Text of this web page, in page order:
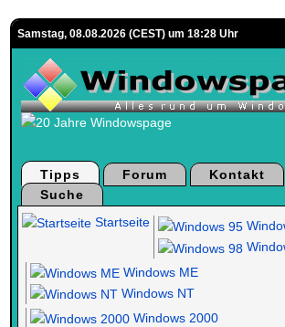
Samstag, 08.08.2026 (CEST) um 18:28 Uhr
Tipps Forum Kontakt
Suche
Startseite
Windows ME
Windows NT
Windows 2000